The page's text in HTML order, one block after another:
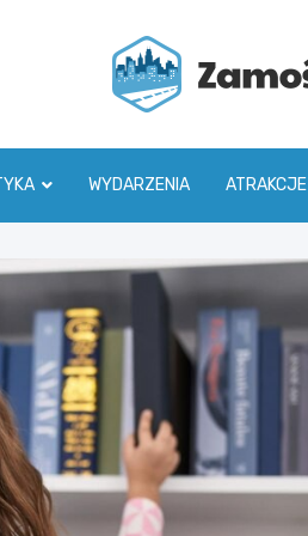
WYDARZENIA ATRAKCJE